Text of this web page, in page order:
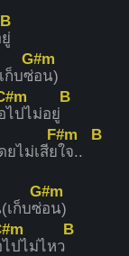
B
ยู่
ก็บซ่
G#m
อน)
ไปไม่อยู่
B
ยไม่เสีย
F#m
ใจ..
B
เก็บซ่
G#m
อน)
ไปไม่ไหว
B